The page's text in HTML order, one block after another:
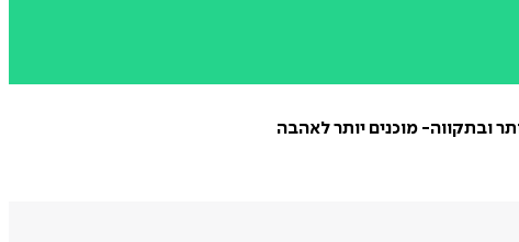
ובתקווה- מוכנים יותר לאהבה